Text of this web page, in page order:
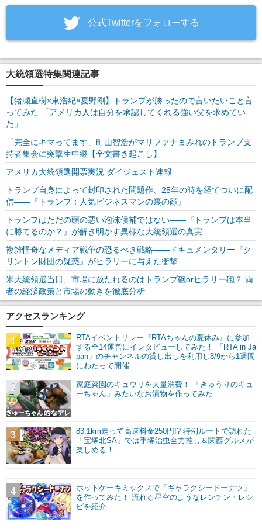
‎公式Twitterをフォローする
大統領選特集関連記事
【猪瀬直樹×東浩紀×夏野剛】トランプが勝ったので言いたいこと言
ってみた 「アメリカ人は自分を承認してくれる強い父を求めてい
た」
「完全にキマってます」町山智浩がマリファナまみれのトランプ支
持者集会に突撃生中継【全文書き起こし】
アメリカ大統領選開票実況 ダイジェスト速報
トランプ自身によって封印された問題作、25年の時を経てついに配
信――『トランプ：人気ビジネスマンの裏の顔』
トランプはただの頭の悪い泡沫候補ではない――『トランプは本当
に勝てるのか？』が解き明かす異様な大統領選の真実
複雑怪奇なメディア戦争の恐るべき戦略――ドキュメンタリー『ク
リントン財団の疑惑』がヒラリーに与えた衝撃
米大統領選当日、市場に放たれるのはトランプ砲orヒラリー砲？ 両
者の経済政策と市場の動きを徹底分析
アクセスランキング
RTAイベントリレー『RTAちゃんの夏休み』に参加
する全14運営にインタビューしてみた！ 「RTA in Ja
pan」のチャンネルの貸し出しを利用し8/9から1週間
にわたって開催
1
家庭菜園のキュウリを大量消費！ 「きゅうりのキュ
ーちゃん」みたいなお漬物を作ってみた
2
83.1km走って高速料金250円!? 特例ルートで訪れた
「宝塚北SA」では手塚治虫全力推し＆関西グルメが
楽しめる！
3
ホットケーキミックスで「ギャラクシードーナツ」
を作ってみた！ 流れる星空のようなレンチン・レシ
ピを紹介
4